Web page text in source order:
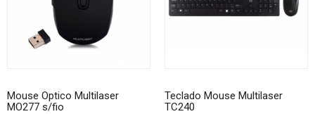
Mouse Optico Multilaser
MO277 s/fio
Teclado Mouse Multilaser
TC240